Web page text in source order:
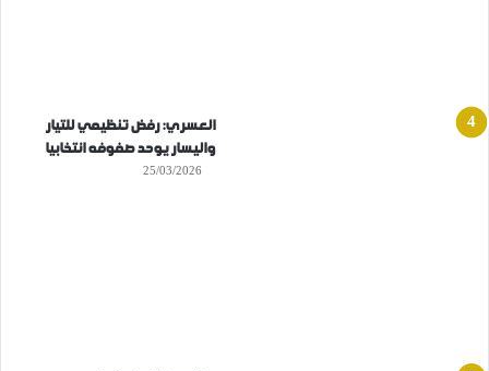
العسري: رفض تنظيمي للتيار
واليسار يوحد صفوفه انتخابيا
25/03/2026